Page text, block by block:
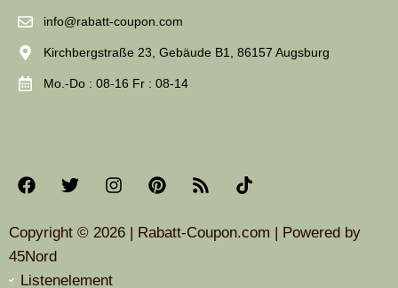
info@rabatt-coupon.com
Kirchbergstraße 23, Gebäude B1, 86157 Augsburg
Mo.-Do : 08-16 Fr : 08-14
Copyright © 2026 | Rabatt-Coupon.com | Powered by
45Nord
Listenelement